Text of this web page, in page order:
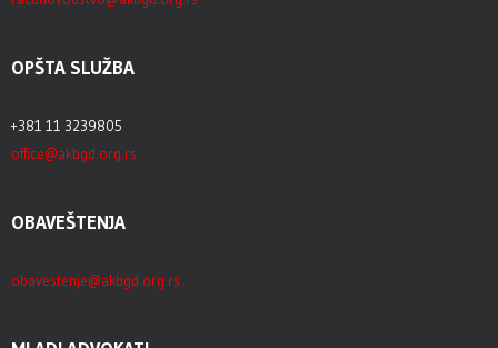
OPŠTA SLUŽBA
+381 11 3239805
office@akbgd.org.rs
OBAVEŠTENJA
obavestenje@akbgd.org.rs